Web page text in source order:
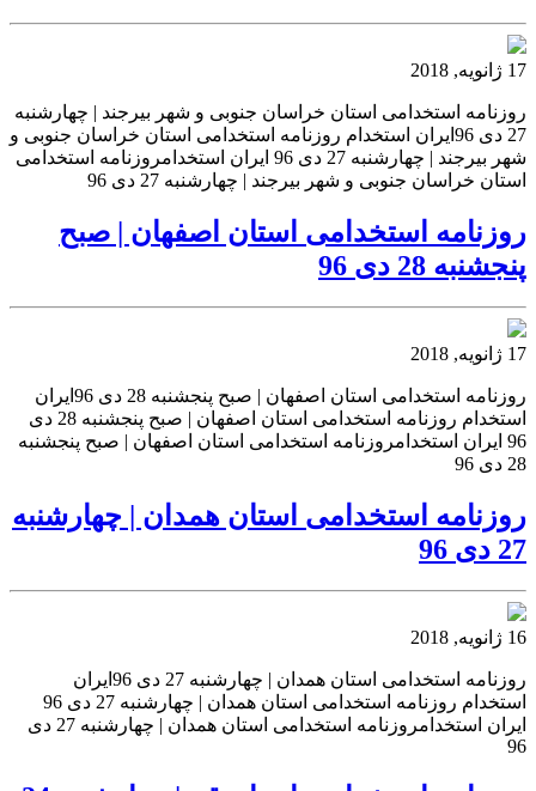
17 ژانویه, 2018
روزنامه استخدامی استان خراسان جنوبی و شهر بیرجند | چهارشنبه
27 دی 96ایران استخدام روزنامه استخدامی استان خراسان جنوبی و
شهر بیرجند | چهارشنبه 27 دی 96 ایران استخدامروزنامه استخدامی
استان خراسان جنوبی و شهر بیرجند | چهارشنبه 27 دی 96
روزنامه استخدامی استان اصفهان | صبح
پنجشنبه 28 دی 96
17 ژانویه, 2018
روزنامه استخدامی استان اصفهان | صبح پنجشنبه 28 دی 96ایران
استخدام روزنامه استخدامی استان اصفهان | صبح پنجشنبه 28 دی
96 ایران استخدامروزنامه استخدامی استان اصفهان | صبح پنجشنبه
28 دی 96
روزنامه استخدامی استان همدان | چهارشنبه
27 دی 96
16 ژانویه, 2018
روزنامه استخدامی استان همدان | چهارشنبه 27 دی 96ایران
استخدام روزنامه استخدامی استان همدان | چهارشنبه 27 دی 96
ایران استخدامروزنامه استخدامی استان همدان | چهارشنبه 27 دی
96